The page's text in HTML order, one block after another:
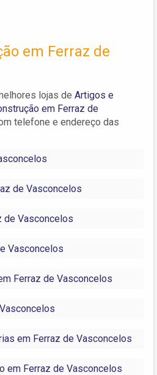
em Ferraz de
lojas de Artigos e
em Ferraz de
telefone e endereço das
de Vasconcelos
de Vasconcelos
Vasconcelos
Ferraz de Vasconcelos
em Ferraz de Vasconcelos
em Ferraz de Vasconcelos